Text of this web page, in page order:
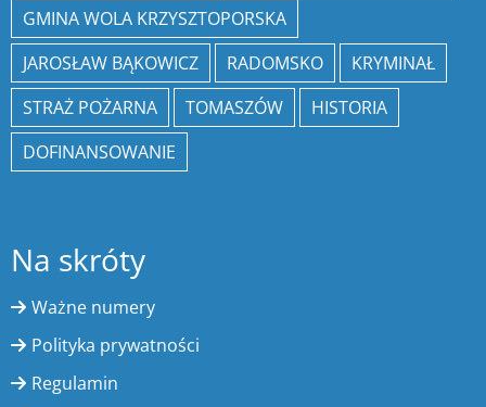
GMINA WOLA KRZYSZTOPORSKA
JAROSŁAW BĄKOWICZ
RADOMSKO
KRYMINAŁ
STRAŻ POŻARNA
TOMASZÓW
HISTORIA
DOFINANSOWANIE
Na skróty
Ważne numery
Polityka prywatności
Regulamin